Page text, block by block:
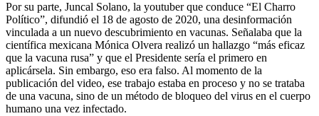
Por su parte, Juncal Solano, la youtuber que conduce “El Charro
Político”, difundió el 18 de agosto de 2020, una desinformación
vinculada a un nuevo descubrimiento en vacunas. Señalaba que la
científica mexicana Mónica Olvera realizó un hallazgo “más eficaz
que la vacuna rusa” y que el Presidente sería el primero en
aplicársela. Sin embargo, eso era falso. Al momento de la
publicación del video, ese trabajo estaba en proceso y no se trataba
de una vacuna, sino de un método de bloqueo del virus en el cuerpo
humano una vez infectado.